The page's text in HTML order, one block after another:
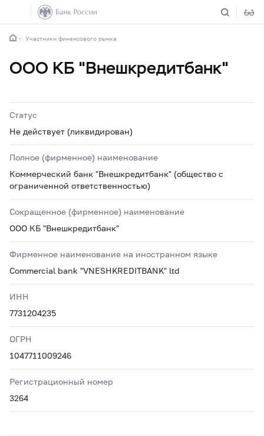
Участники финансового рынка
ООО КБ "Внешкредитбанк"
Статус
Не действует (ликвидирован)
Полное (фирменное) наименование
Коммерческий банк "Внешкредитбанк" (общество с
ограниченной ответственностью)
Сокращенное (фирменное) наименование
ООО КБ "Внешкредитбанк"
Фирменное наименование на иностранном языке
Commercial bank "VNESHKREDITBANK" ltd
ИНН
7731204235
ОГРН
1047711009246
Регистрационный номер
3264